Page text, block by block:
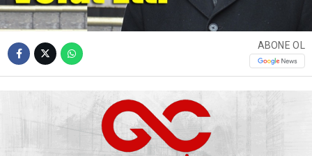
ABONE OL